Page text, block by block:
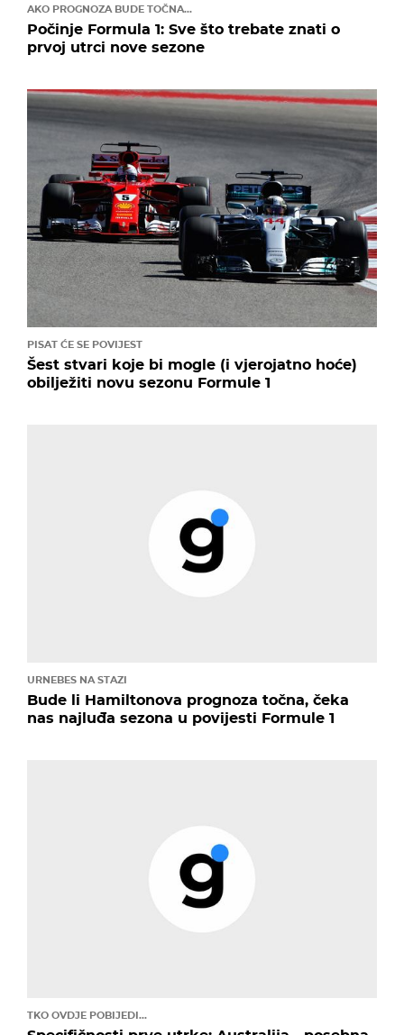
AKO PROGNOZA BUDE TOČNA...
Počinje Formula 1: Sve što trebate znati o
prvoj utrci nove sezone
PISAT ĆE SE POVIJEST
Šest stvari koje bi mogle (i vjerojatno hoće)
obilježiti novu sezonu Formule 1
URNEBES NA STAZI
Bude li Hamiltonova prognoza točna, čeka
nas najluđa sezona u povijesti Formule 1
TKO OVDJE POBIJEDI...